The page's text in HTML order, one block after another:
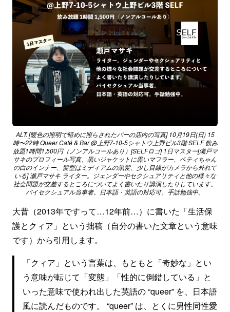
ALT: [暖色の照明で暗めに照らされたバーの店内の写真] 10月19日(日) 15
時〜22時 Queer Café & Bar @上野7-10-5シャトウ上野ビル3階 SELF 飲み
放題1時間1,500円（ノンアルコールあり）[SELFロゴ] 1日マスター[瀬戸マ
サキのプロフィール写真、黒いジャケットに黒いマフラー、ベティちゃん
の白のインナー、髪型はミディアムの黒髪、少し目線がカメラから外れて
いる] 瀬戸マサキ ライター。ジェンダーやセクシュアリティと他の様々な
社会問題が交差するところについてよく書いたり講演したりしています。
バイセクシュアル当事者。日本語・英語の対応可。手話勉強中。
大昔（2013年ですって…12年前…）に書いた「生活保
護とクィア」という拙稿（自分の書いた文章という意味
です）から引用します。
「クィア」という言葉は、もともと「奇妙な」とい
う意味が転じて「変態」「性的に倒錯している」と
いった意味で使われ出した英語の “queer” を、日本語
風に読んだものです。 “queer” は、とくに男性同性愛